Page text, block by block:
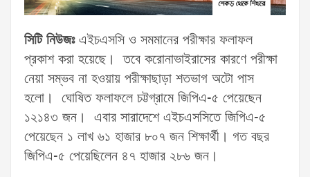
সিটি নিউজঃএইচএসসি ও সমমানের পরীক্ষার ফলাফল
প্রকাশ করা হয়েছে। তবে করোনাভাইরাসের কারণে পরীক্ষা
নেয়া সম্ভব না হওয়ায় পরীক্ষাছাড়া শতভাগ অটো পাস
হলো। ঘোষিত ফলাফলে চট্টগ্রামে জিপিএ-৫ পেয়েছেন
১২১৪৩ জন। এবার সারাদেশে এইচএসসিতে জিপিএ-৫
পেয়েছেন ১ লাখ ৬১ হাজার ৮০৭ জন শিক্ষার্থী। গত বছর
জিপিএ-৫ পেয়েছিলেন ৪৭ হাজার ২৮৬ জন।